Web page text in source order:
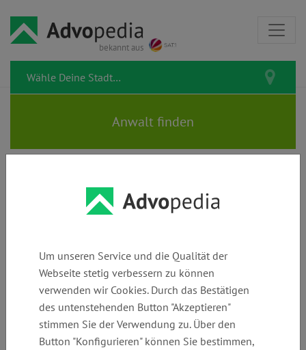
bekannt aus
DZUBA | Rechtsanwälte |
Telefon:
+49 (0)
71145999680
E-Mail:
info@ra-
dzuba.de
Webseite:
www.ra-
dzuba.de
Um unseren Service und die Qualität der
Webseite stetig verbessern zu können
verwenden wir Cookies. Durch das Bestätigen
des untenstehenden Button "Akzeptieren"
stimmen Sie der Verwendung zu. Über den
Button "Konfigurieren" können Sie bestimmen,